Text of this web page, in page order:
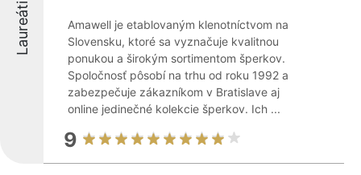
Laureáti
Amawell je etablovaným klenotníctvom na
Slovensku, ktoré sa vyznačuje kvalitnou
ponukou a širokým sortimentom šperkov.
Spoločnosť pôsobí na trhu od roku 1992 a
zabezpečuje zákazníkom v Bratislave aj
online jedinečné kolekcie šperkov. Ich ...
9